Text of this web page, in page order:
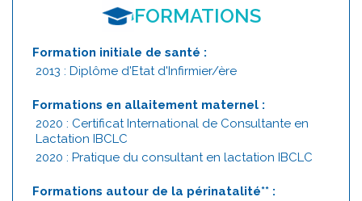
FORMATIONS
Formation initiale de santé :
2013 : Diplôme d'Etat d'Infirmier/ère
Formations en allaitement maternel :
2020 : Certificat International de Consultante en
Lactation IBCLC
2020 : Pratique du consultant en lactation IBCLC
Formations autour de la périnatalité** :